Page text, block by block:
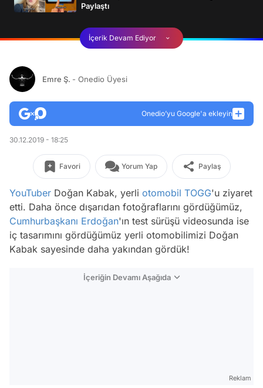
Paylaştı
İçerik Devam Ediyor
Emre Ş. - Onedio Üyesi
Onedio’yu Google'a ekleyin
30.12.2019 - 18:25
Favori Yorum Yap Paylaş
YouTuber Doğan Kabak, yerli otomobil TOGG'u ziyaret
etti. Daha önce dışarıdan fotoğraflarını gördüğümüz,
Cumhurbaşkanı Erdoğan'ın test sürüşü videosunda ise
iç tasarımını gördüğümüz yerli otomobilimizi Doğan
Kabak sayesinde daha yakından gördük!
İçeriğin Devamı Aşağıda
Reklam